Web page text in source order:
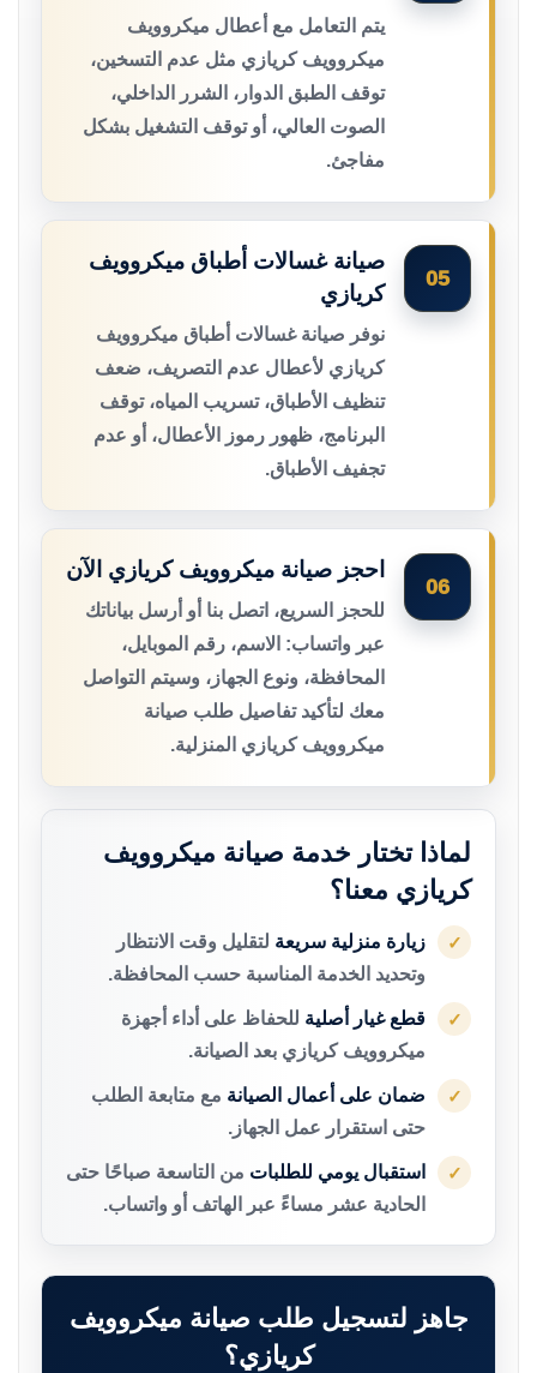
يتم التعامل مع أعطال ميكروويف
ميكروويف كريازي مثل عدم التسخين،
توقف الطبق الدوار، الشرر الداخلي،
الصوت العالي، أو توقف التشغيل بشكل
مفاجئ.
05
صيانة غسالات أطباق ميكروويف
كريازي
نوفر صيانة غسالات أطباق ميكروويف
كريازي لأعطال عدم التصريف، ضعف
تنظيف الأطباق، تسريب المياه، توقف
البرنامج، ظهور رموز الأعطال، أو عدم
تجفيف الأطباق.
06
احجز صيانة ميكروويف كريازي الآن
للحجز السريع، اتصل بنا أو أرسل بياناتك
عبر واتساب: الاسم، رقم الموبايل،
المحافظة، ونوع الجهاز، وسيتم التواصل
معك لتأكيد تفاصيل طلب صيانة
ميكروويف كريازي المنزلية.
لماذا تختار خدمة صيانة ميكروويف
كريازي معنا؟
✓ زيارة منزلية سريعة لتقليل وقت الانتظار
وتحديد الخدمة المناسبة حسب المحافظة.
✓ قطع غيار أصلية للحفاظ على أداء أجهزة
ميكروويف كريازي بعد الصيانة.
✓ ضمان على أعمال الصيانة مع متابعة الطلب
حتى استقرار عمل الجهاز.
✓ استقبال يومي للطلبات من التاسعة صباحًا حتى
الحادية عشر مساءً عبر الهاتف أو واتساب.
جاهز لتسجيل طلب صيانة ميكروويف
كريازي؟